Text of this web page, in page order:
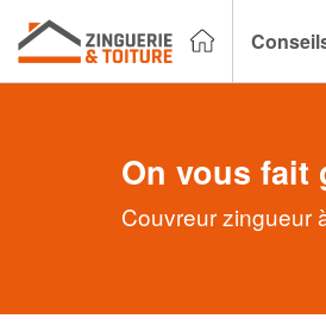
On vous fait
Couvreur zingueur